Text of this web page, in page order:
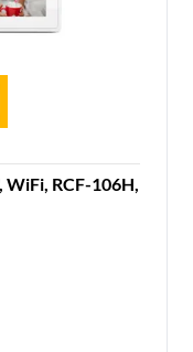
RCF-106H,